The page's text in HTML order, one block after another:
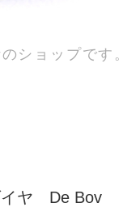
ショップです。
イヤ De Bov